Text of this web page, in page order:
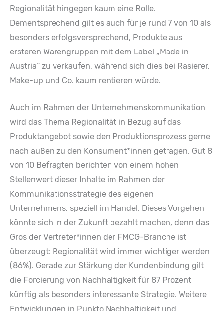
Regionalität hingegen kaum eine Rolle.
Dementsprechend gilt es auch für je rund 7 von 10 als
besonders erfolgsversprechend, Produkte aus
ersteren Warengruppen mit dem Label „Made in
Austria“ zu verkaufen, während sich dies bei Rasierer,
Make-up und Co. kaum rentieren würde.
Auch im Rahmen der Unternehmenskommunikation
wird das Thema Regionalität in Bezug auf das
Produktangebot sowie den Produktionsprozess gerne
nach außen zu den Konsument*innen getragen. Gut 8
von 10 Befragten berichten von einem hohen
Stellenwert dieser Inhalte im Rahmen der
Kommunikationsstrategie des eigenen
Unternehmens, speziell im Handel. Dieses Vorgehen
könnte sich in der Zukunft bezahlt machen, denn das
Gros der Vertreter*innen der FMCG-Branche ist
überzeugt: Regionalität wird immer wichtiger werden
(86%). Gerade zur Stärkung der Kundenbindung gilt
die Forcierung von Nachhaltigkeit für 87 Prozent
künftig als besonders interessante Strategie. Weitere
Entwicklungen in Punkto Nachhaltigkeit und